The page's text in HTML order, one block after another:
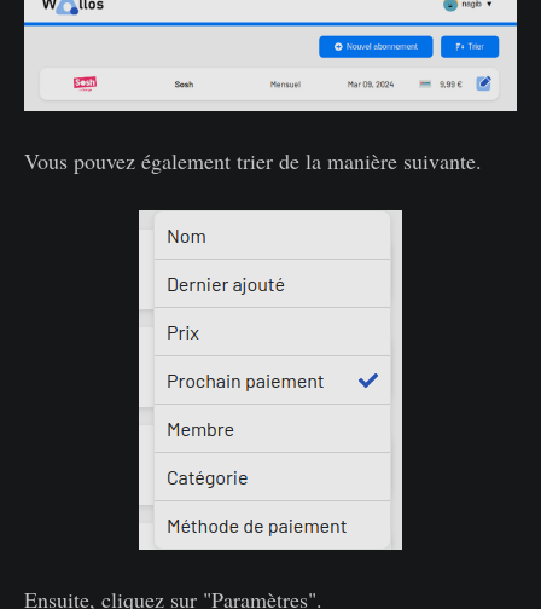
Vous pouvez également trier de la manière suivante.
Ensuite, cliquez sur "Paramètres".